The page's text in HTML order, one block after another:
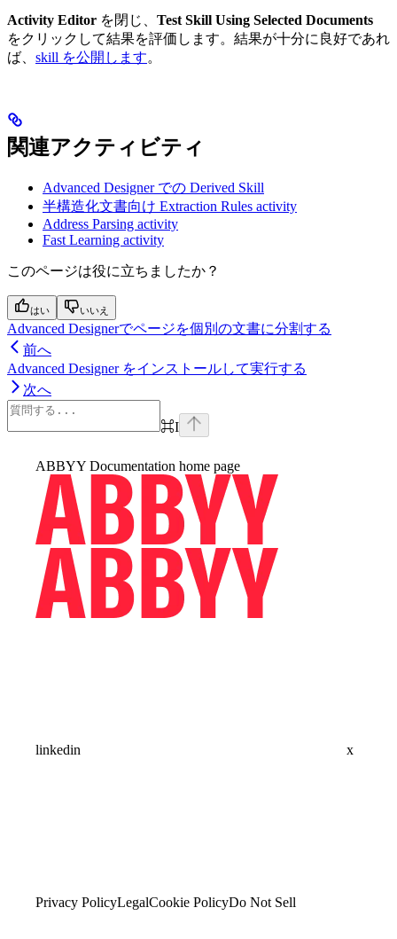
Activity Editor を閉じ、 Test Skill Using Selected Documents
をクリックして結果を評価します。結果が十分に良好であれ
ば、 skill を公開します。
関連アクティビティ
Advanced Designer での Derived Skill
半構造化文書向け Extraction Rules activity
Address Parsing activity
Fast Learning activity
このページは役に立ちましたか？
はい いいえ
Advanced Designerでページを個別の文書に分割する
前へ
Advanced Designer をインストールして実行する
次へ
⌘I
ABBYY Documentation home page
linkedin x
Privacy PolicyLegalCookie PolicyDo Not Sell